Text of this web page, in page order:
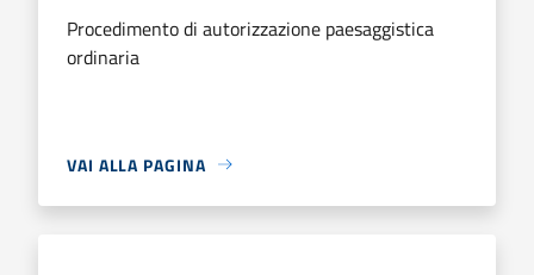
Procedimento di autorizzazione paesaggistica
ordinaria
VAI ALLA PAGINA